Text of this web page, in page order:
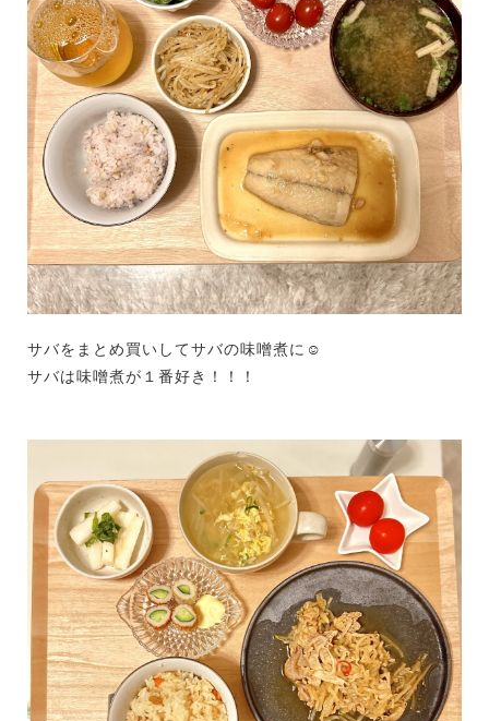
サバをまとめ買いしてサバの味噌煮に☺
サバは味噌煮が１番好き！！！